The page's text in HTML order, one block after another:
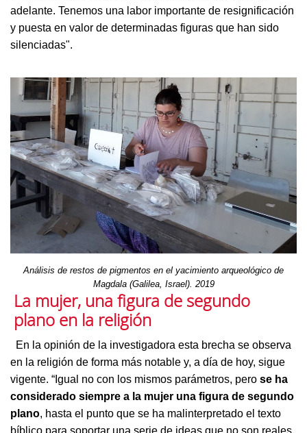
adelante. Tenemos una labor importante de resignificación
y puesta en valor de determinadas figuras que han sido
silenciadas".
Análisis de restos de pigmentos en el yacimiento arqueológico de
Magdala (Galilea, Israel). 2019
La mujer, una figura de segundo
plano en la religión
En la opinión de la investigadora esta brecha se observa
en la religión de forma más notable y, a día de hoy, sigue
vigente. “Igual no con los mismos parámetros, pero se ha
considerado siempre a la mujer una figura de segundo
plano, hasta el punto que se ha malinterpretado el texto
bíblico para soportar una serie de ideas que no son reales.